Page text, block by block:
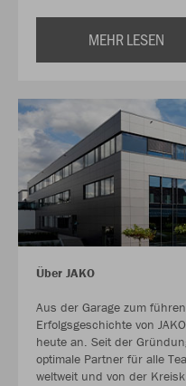
MEHR LESEN
Über JAKO
Aus der Garage zum
Erfolgsgeschichte von
heute an. Seit der
optimale Partner für alle
weltweit und von der